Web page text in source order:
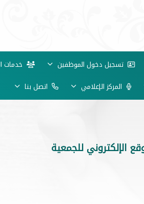
تسجيل دخول الموظفين خدمات
المركز الإعلامي اتصل بنا
الإلكتروني للجمعية